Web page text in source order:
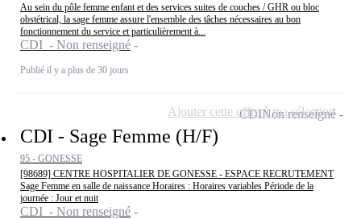
Au sein du pôle femme enfant et des services suites de couches / GHR ou bloc
obstétrical, la sage femme assure l'ensemble des tâches nécessaires au bon
fonctionnement du service et particulièrement à...
CDI - Non renseigné
Publié il y a plus de 30 jours
CDI - Sage Femme (H/F)
95 - GONESSE
[98689] CENTRE HOSPITALIER DE GONESSE - ESPACE RECRUTEMENT
Sage Femme en salle de naissance Horaires : Horaires variables Période de la
journée : Jour et nuit
CDI - Non renseigné
CDINon renseigné
Ajouter cette offre à ma sélection